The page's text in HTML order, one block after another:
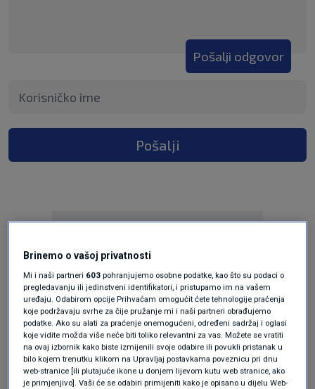
Pošalji odgovor
Pošalji
Oglas
Brinemo o vašoj privatnosti
Mi i naši partneri 603 pohranjujemo osobne podatke, kao što su podaci o
pregledavanju ili jedinstveni identifikatori, i pristupamo im na vašem
uređaju. Odabirom opcije Prihvaćam omogućit ćete tehnologije praćenja
koje podržavaju svrhe za čije pružanje mi i naši partneri obrađujemo
podatke. Ako su alati za praćenje onemogućeni, određeni sadržaj i oglasi
koje vidite možda više neće biti toliko relevantni za vas. Možete se vratiti
na ovaj izbornik kako biste izmijenili svoje odabire ili povukli pristanak u
bilo kojem trenutku klikom na Upravljaj postavkama poveznicu pri dnu
web-stranice [ili plutajuće ikone u donjem lijevom kutu web stranice, ako
je primjenjivo]. Vaši će se odabiri primijeniti kako je opisano u dijelu Web-